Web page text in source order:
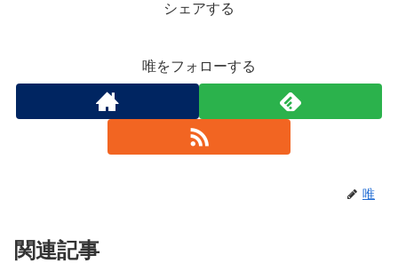
シェアする
唯をフォローする
唯
関連記事